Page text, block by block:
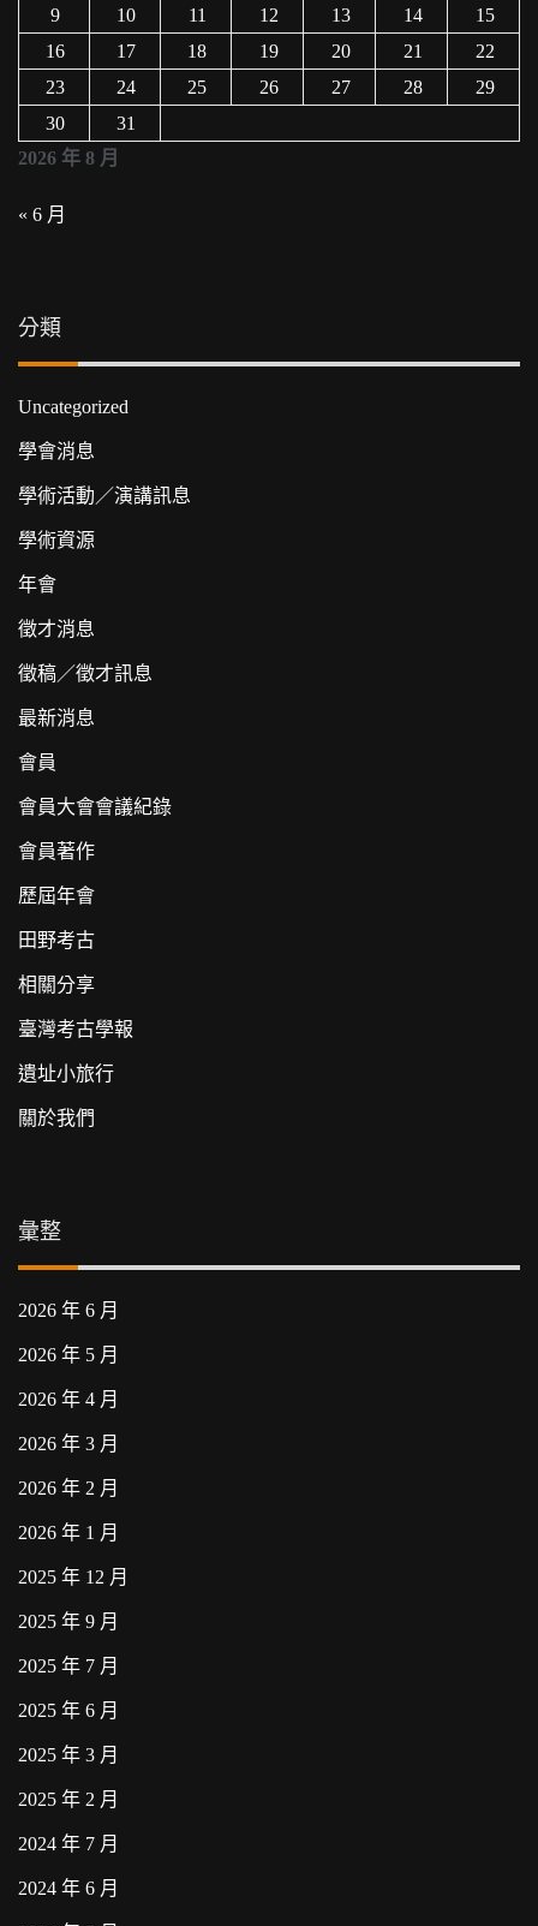
2026 年 8 月
9 10 11 12 13 14
15
16
17 18 19 20 21
22
23
24 25 26 27 28
29
30
31
« 6 月
分類
Uncategorized
學會消息
學術活動／演講訊息
學術資源
年會
徵才消息
徵稿／徵才訊息
最新消息
會員
會員大會會議紀錄
會員著作
歷屆年會
田野考古
相關分享
臺灣考古學報
遺址小旅行
關於我們
彙整
2026 年 6 月
2026 年 5 月
2026 年 4 月
2026 年 3 月
2026 年 2 月
2026 年 1 月
2025 年 12 月
2025 年 9 月
2025 年 7 月
2025 年 6 月
2025 年 3 月
2025 年 2 月
2024 年 7 月
2024 年 6 月